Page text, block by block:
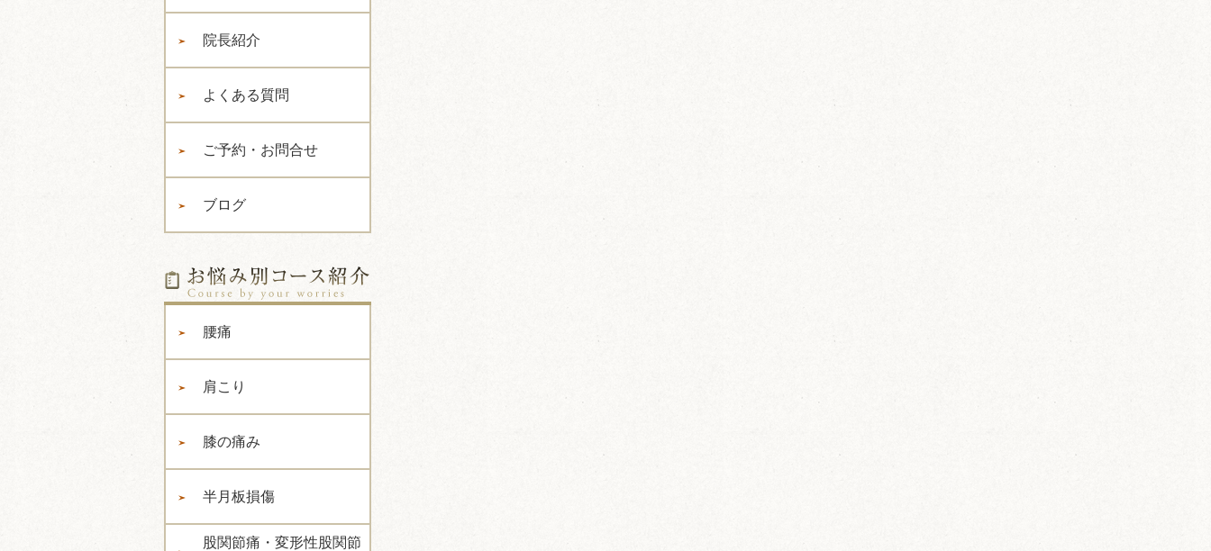
院長紹介
よくある質問
ご予約・お問合せ
ブログ
腰痛
肩こり
膝の痛み
半月板損傷
股関節痛・変形性股関節